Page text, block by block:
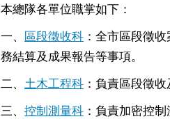
本總隊各單位職掌如下：
一、 區段徵收科 ：全市區段徵
務結算及成果報告等事項。
二、 土木工程科 ：負責區段徵
三、 控制測量科 ：負責加密控